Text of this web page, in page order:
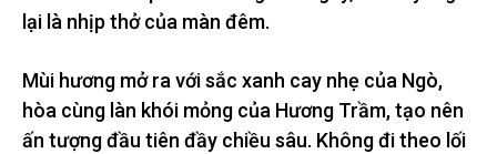
lại là nhịp thở của màn đêm.
Mùi hương mở ra với sắc xanh cay nhẹ của Ngò,
hòa cùng làn khói mỏng của Hương Trầm, tạo nên
ấn tượng đầu tiên đầy chiều sâu. Không đi theo lối